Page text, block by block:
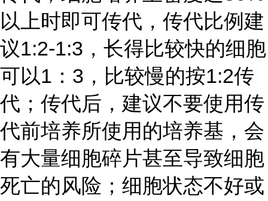
以上时即可传代，传代比例建
议1:2-1:3，长得比较快的细胞
可以1：3，比较慢的按1:2传
代；传代后，建议不要使用传
代前培养所使用的培养基，会
有大量细胞碎片甚至导致细胞
死亡的风险；细胞状态不好或